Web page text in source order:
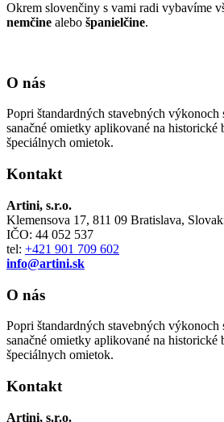
Okrem slovenčiny s vami radi vybavíme
nemčine alebo španielčine.
O nás
Popri štandardných stavebných výkonoch
sanačné omietky aplikované na
špeciálnych omietok.
Kontakt
Artini, s.r.o.
Klemensova 17, 811 09 Bratislava,
IČO: 44 052 537
tel: +421 901 709 602
info@artini.sk
O nás
Popri štandardných stavebných výkonoch
sanačné omietky aplikované na
špeciálnych omietok.
Kontakt
Artini, s.r.o.